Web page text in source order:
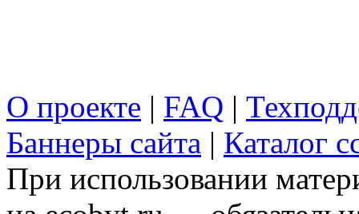
О проекте | FAQ |
Баннеры сайта | Каталог
При использовании